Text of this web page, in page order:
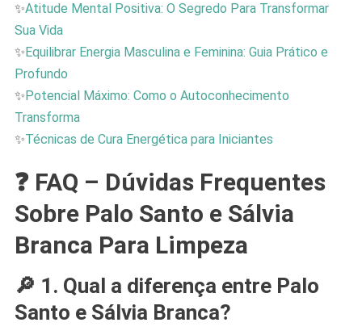
✨Atitude Mental Positiva: O Segredo Para Transformar
Sua Vida
✨ Equilibrar Energia Masculina e Feminina: Guia Prático e
Profundo
✨ Potencial Máximo: Como o Autoconhecimento
Transforma
✨Técnicas de Cura Energética para Iniciantes
❓ FAQ – Dúvidas Frequentes
Sobre Palo Santo e Sálvia
Branca Para Limpeza
🔎 1. Qual a diferença entre Palo
Santo e Sálvia Branca?